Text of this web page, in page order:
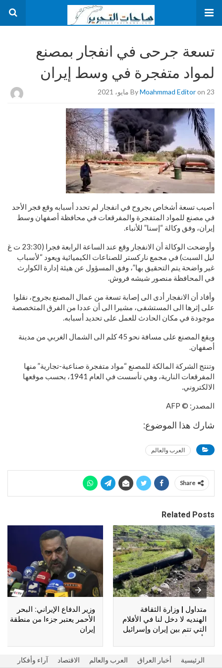
تسعة جرحى في انفجار بمصنع
لمواد متفجرة في وسط إيران
ByMoahmmad Editoron 23 مايو، 2021
أصيب تسعة أشخاص بجروح في انفجار لم تحدد أسبابه وقع فجر الأحد
في مصنع للمواد المتفجرة والمفرقعات في محافظة أصفهان وسط
إيران، وفق وكالة “إسنا” للأنباء.
وأوضحت الوكالة أن الانفجار وقع عند الساعة الرابعة فجرا (23:30 ت غ
ليل السبت) في مجمع ناركستر للصناعات الكيميائية ويعود “لأسباب
غير واضحة يتم التحقيق بها”، وفق المسؤول عن هيئة إدارة الكوارث
في المحافظة منصور شيشه فروش.
وأفاد أن الانفجار أدى الى إصابة تسعة من عمال المصنع بجروح، نقلوا
على إثرها الى المستشفى، مشيرا الى أن عددا من الفرق المتخصصة
موجودة في مكان الحادث للعمل على تحديد أسبابه.
ويقع المصنع على مسافة نحو 45 كلم الى الشمال الغربي من مدينة
أصفهان.
وتنتج الشركة المالكة للمصنع “مواد متفجرة صناعية-تجارية” منها
المفرقعات النارية، وهي تأسست في العام 1941، بحسب موقعها
الالكتروني.
المصدر: © AFP
شارك هذا الموضوع:
العرب والعالم
Share
Related Posts
متداول | وزارة الثقافة
الهنديه لا دخل لنا في الأفلام
التي تتم بين إيران وإسرائيل
وأمريكا !!
وزير الدفاع الإيراني: البحر
الأحمر يعتبر جزءا من منطقة
إيران
الرئيسية أخبار العراق العرب والعالم الاقتصاد آراء وأفكار